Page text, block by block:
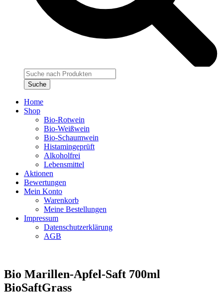
Products
search
Suche
Home
Shop
Bio-Rotwein
Bio-Weißwein
Bio-Schaumwein
Histamingeprüft
Alkoholfrei
Lebensmittel
Aktionen
Bewertungen
Mein Konto
Warenkorb
Meine Bestellungen
Impressum
Datenschutzerklärung
AGB
Bio Marillen-Apfel-Saft 700ml
BioSaftGrass